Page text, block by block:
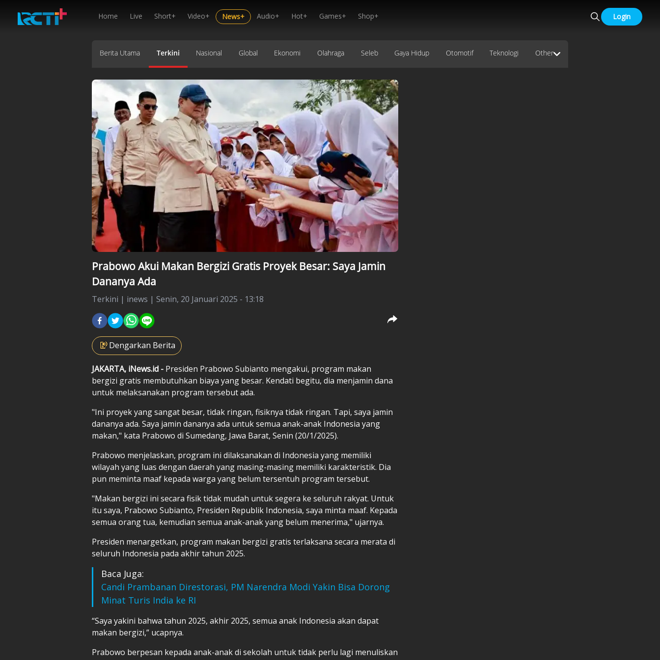
Home Live Short+ Video+ News+ Audio+ Hot+ Games+ Shop+ Login
Berita Utama Terkini Nasional Global Ekonomi Olahraga Seleb Gaya Hidup Otomotif Teknologi Other
Prabowo Akui Makan Bergizi Gratis Proyek Besar: Saya Jamin
Dananya Ada
Terkini | inews | Senin, 20 Januari 2025 - 13:18
Dengarkan Berita
JAKARTA, iNews.id - Presiden Prabowo Subianto mengakui, program makan
bergizi gratis membutuhkan biaya yang besar. Kendati begitu, dia menjamin dana
untuk melaksanakan program tersebut ada.
"Ini proyek yang sangat besar, tidak ringan, fisiknya tidak ringan. Tapi, saya jamin
dananya ada. Saya jamin dananya ada untuk semua anak-anak Indonesia yang
makan," kata Prabowo di Sumedang, Jawa Barat, Senin (20/1/2025).
Prabowo menjelaskan, program ini dilaksanakan di Indonesia yang memiliki
wilayah yang luas dengan daerah yang masing-masing memiliki karakteristik. Dia
pun meminta maaf kepada warga yang belum tersentuh program tersebut.
"Makan bergizi ini secara fisik tidak mudah untuk segera ke seluruh rakyat. Untuk
itu saya, Prabowo Subianto, Presiden Republik Indonesia, saya minta maaf. Kepada
semua orang tua, kemudian semua anak-anak yang belum menerima," ujarnya.
Presiden menargetkan, program makan bergizi gratis terlaksana secara merata di
seluruh Indonesia pada akhir tahun 2025.
Baca Juga:
Candi Prambanan Direstorasi, PM Narendra Modi Yakin Bisa Dorong
Minat Turis India ke RI
“Saya yakini bahwa tahun 2025, akhir 2025, semua anak Indonesia akan dapat
makan bergizi,” ucapnya.
Prabowo berpesan kepada anak-anak di sekolah untuk tidak perlu lagi menuliskan